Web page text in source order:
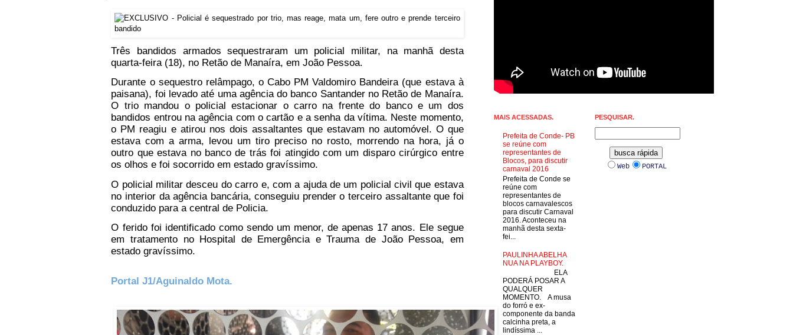
Três bandidos armados sequestraram um policial militar, na manhã desta
quarta-feira (18), no Retão de Manaíra, em João Pessoa.
Durante o sequestro relâmpago, o Cabo PM Valdomiro Bandeira (que estava à
paisana), foi levado até uma agência do banco Santander no Retão de Manaíra.
O trio mandou o policial estacionar o carro na frente do banco e um dos
bandidos entrou na agência com o cartão e a senha da vítima. Neste momento,
o PM reagiu e atirou nos dois assaltantes que estavam no automóvel. O que
estava com a arma, levou um tiro preciso no rosto, morrendo na hora, já o
outro que estava no banco de trás foi atingido com um disparo cirúrgico entre
os olhos e foi socorrido em estado gravíssimo.
O policial militar desceu do carro e, com a ajuda de um policial civil que estava
no interior da agência bancária, conseguiu prender o terceiro assaltante que foi
conduzido para a central de Policia.
O ferido foi identificado como sendo um menor, de apenas 17 anos. Ele segue
em tratamento no Hospital de Emergência e Trauma de João Pessoa, em
estado gravíssimo.
Portal J1/Aguinaldo Mota.
MAIS ACESSADAS.
Prefeita de Conde- PB
se reúne com
representantes de
Blocos, para discutir
carnaval 2016
Prefeita de Conde se
reúne com
representantes de
blocos carnavalescos
para discutir Carnaval
2016. Aconteceu na
manhã desta sexta-
fei...
PAULINHA ABELHA
NUA NA PLAYBOY.
ELA
PODERÁ POSAR A
QUALQUER
MOMENTO. A musa
do forró e ex-
componente da banda
calcinha preta, a
lindíssima ...
PESQUISAR.
Web PORTAL